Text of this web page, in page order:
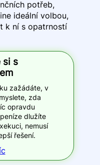
potřeb,
ideální volbou,
k ní s opatrností
si s
zažádáte, v
zda
opravdu
dlužíte
nemusí
řešení.